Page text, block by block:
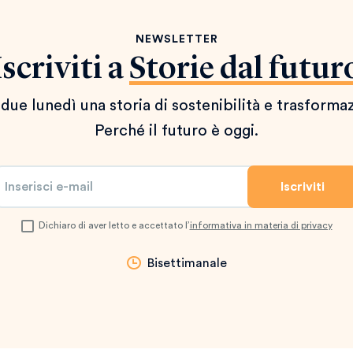
NEWSLETTER
a Storie dal
lunedì una storia di sostenibilità e
Perché il futuro è oggi.
Dichiaro di aver letto e accettato l’informativa in materia di privacy
Bisettimanale